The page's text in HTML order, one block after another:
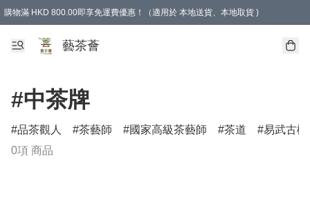
購物滿 HKD 800.00即享免運費優惠！（適用於 本地送貨、本地取貨 )
藝茶薈
#中茶牌
品茶觀人 茶藝師 國家高級茶藝師 茶道
易武古樹
0項 商品